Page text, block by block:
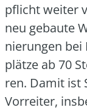
pflicht wei­ter
neu gebau­te
nie­run­gen
plät­ze ab 70
ren. Damit ist
Vor­rei­ter,